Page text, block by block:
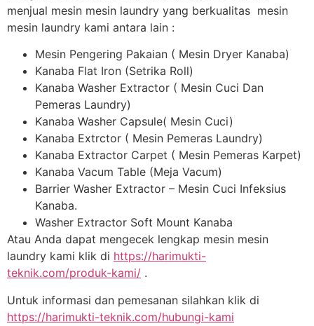
menjual mesin mesin laundry yang berkualitas mesin
mesin laundry kami antara lain :
Mesin Pengering Pakaian ( Mesin Dryer Kanaba)
Kanaba Flat Iron (Setrika Roll)
Kanaba Washer Extractor ( Mesin Cuci Dan
Pemeras Laundry)
Kanaba Washer Capsule( Mesin Cuci)
Kanaba Extrctor ( Mesin Pemeras Laundry)
Kanaba Extractor Carpet ( Mesin Pemeras Karpet)
Kanaba Vacum Table (Meja Vacum)
Barrier Washer Extractor – Mesin Cuci Infeksius
Kanaba.
Washer Extractor Soft Mount Kanaba
Atau Anda dapat mengecek lengkap mesin mesin
laundry kami klik di https://harimukti-
teknik.com/produk-kami/ .
Untuk informasi dan pemesanan silahkan klik di
https://harimukti-teknik.com/hubungi-kami